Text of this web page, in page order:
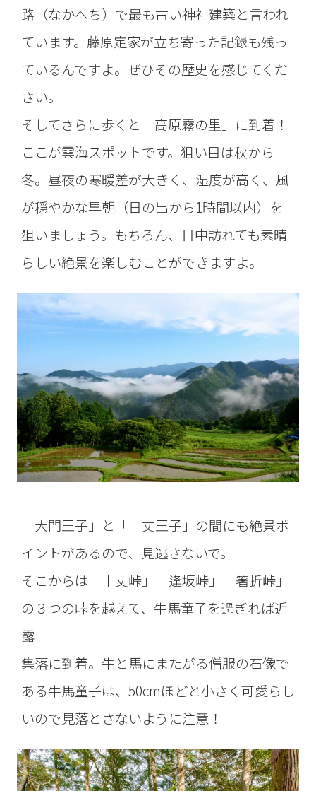
路（なかへち）で最も古い神社建築と言われ
ています。藤原定家が立ち寄った記録も残っ
ているんですよ。ぜひその歴史を感じてくだ
さい。
そしてさらに歩くと「高原霧の里」に到着！
ここが雲海スポットです。狙い目は秋から
冬。昼夜の寒暖差が大きく、湿度が高く、風
が穏やかな早朝（日の出から1時間以内）を
狙いましょう。もちろん、日中訪れても素晴
らしい絶景を楽しむことができますよ。
「大門王子」と「十丈王子」の間にも絶景ポ
イントがあるので、見逃さないで。
そこからは「十丈峠」「逢坂峠」「箸折峠」
の３つの峠を越えて、牛馬童子を過ぎれば近
露
集落に到着。牛と馬にまたがる僧服の石像で
ある牛馬童子は、50cmほどと小さく可愛らし
いので見落とさないように注意！